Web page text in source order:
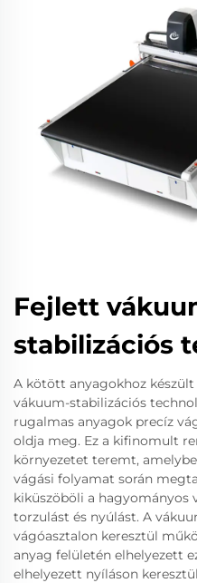
Fejlett
stabilizációs
A kötött anyagokhoz
vákuum-stabilizációs
rugalmas anyagok precíz
oldja meg. Ez a kifinomult
környezetet teremt,
vágási folyamat során
kiküszöböli a hagyományos
torzulást és nyúlást. A
vágóasztalon keresztül
anyag felületén elhelyezett
elhelyezett nyíláson